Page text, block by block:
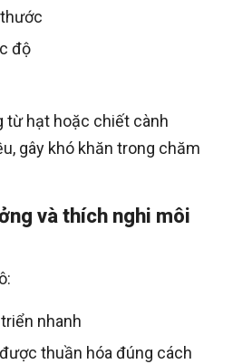
độ
từ hạt hoặc chiết cành
gây khó khăn trong chăm
và thích nghi môi
nhanh
thuần hóa đúng cách